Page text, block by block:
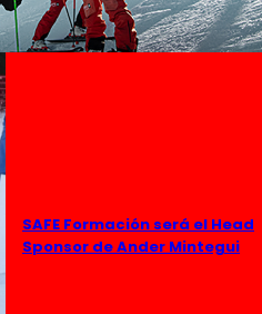
SAFE Formación será el Head
Sponsor de Ander Mintegui